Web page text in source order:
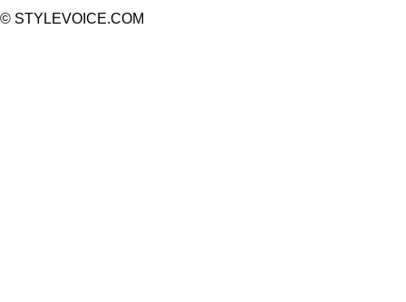
© STYLEVOICE.COM